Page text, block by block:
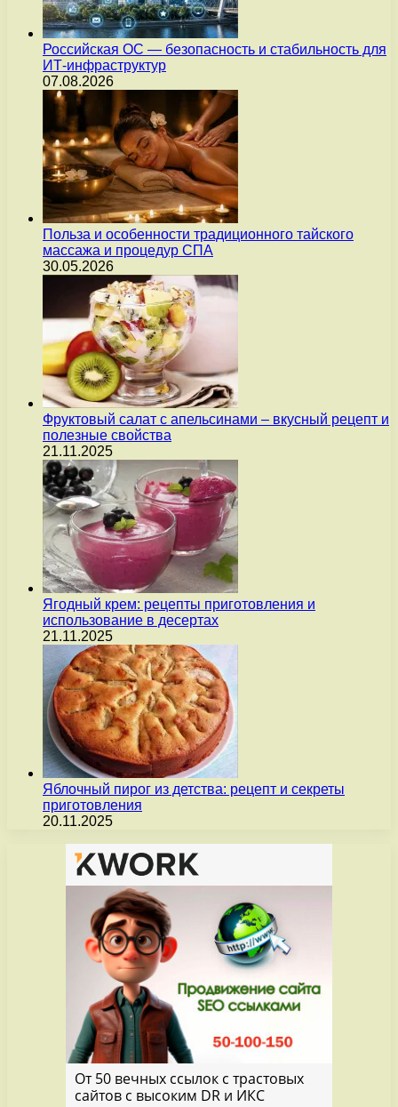
Российская ОС — безопасность и стабильность для
ИТ-инфраструктур
07.08.2026
Польза и особенности традиционного тайского
массажа и процедур СПА
30.05.2026
Фруктовый салат с апельсинами – вкусный рецепт и
полезные свойства
21.11.2025
Ягодный крем: рецепты приготовления и
использование в десертах
21.11.2025
Яблочный пирог из детства: рецепт и секреты
приготовления
20.11.2025